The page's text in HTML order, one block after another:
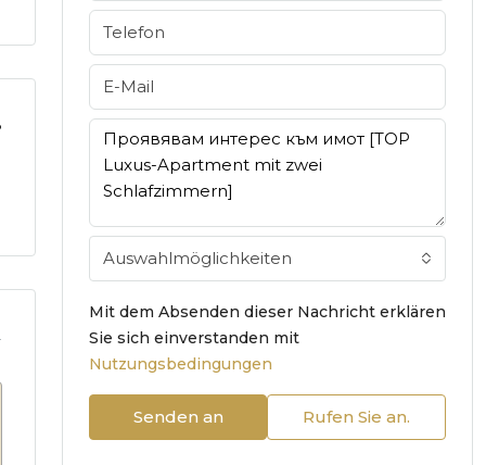
Auswahlmöglichkeiten
Mit dem Absenden dieser Nachricht erklären
Sie sich einverstanden mit
Nutzungsbedingungen
Senden an Rufen Sie an.